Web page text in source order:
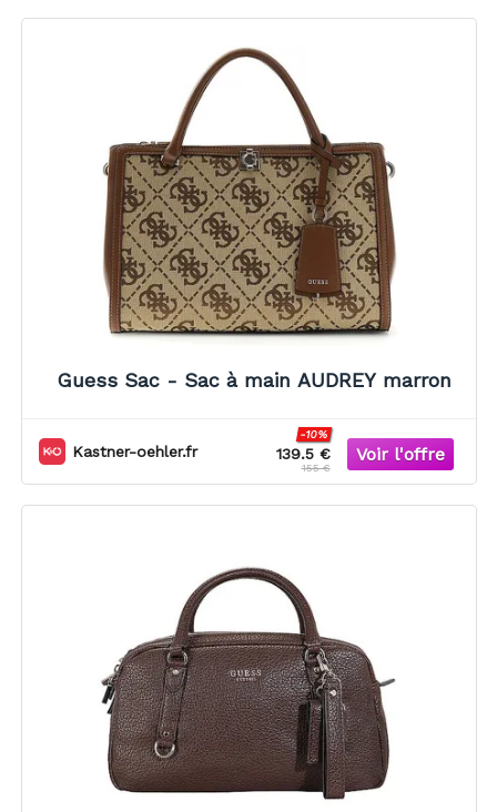
Guess Sac - Sac à main AUDREY marron
Kastner-oehler.fr 139.5 €
-10%
155 €